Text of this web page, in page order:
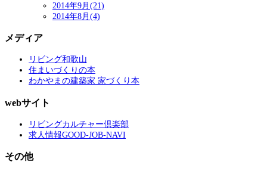
2014年9月(21)
2014年8月(4)
メディア
リビング和歌山
住まいづくりの本
わかやまの建築家 家づくり本
webサイト
リビングカルチャー倶楽部
求人情報GOOD-JOB-NAVI
その他